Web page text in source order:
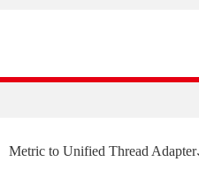
Metric to Unified Thread